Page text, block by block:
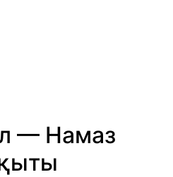
— Намаз